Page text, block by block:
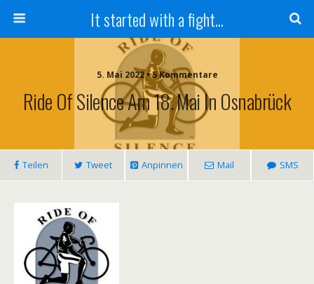
It started with a fight...
5. Mai 2022 • 5 Kommentare
Ride Of Silence Am 18. Mai In Osnabrück
Teilen Tweet Anpinnen Mail SMS